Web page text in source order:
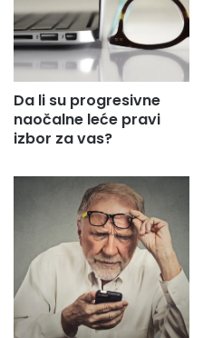
u
.
.
.
Da li su progresivne
naočalne leće pravi
izbor za vas?